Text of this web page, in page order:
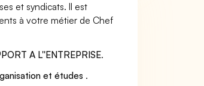
et syndicats. Il est
à votre métier de Chef
A L''ENTREPRISE.
et études .